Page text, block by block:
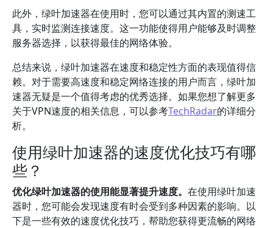
此外，绿叶加速器在使用时，您可以通过其内置的测速工
具，实时监测连接速度。这一功能使得用户能够及时调整
服务器选择，以获得最佳的网络体验。
总结来说，绿叶加速器在速度和稳定性方面的表现值得信
赖。对于需要高速度和稳定网络连接的用户而言，绿叶加
速器无疑是一个值得考虑的优秀选择。如果您想了解更多
关于VPN速度的相关信息，可以参考TechRadar的详细分
析。
使用绿叶加速器的速度优化技巧有哪
些？
优化绿叶加速器的使用能显著提升速度。 在使用绿叶加速
器时，您可能会发现速度有时会受到多种因素的影响。以
下是一些有效的速度优化技巧，帮助您获得更流畅的网络